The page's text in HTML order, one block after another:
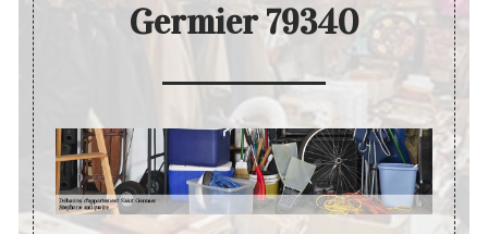
Germier 79340